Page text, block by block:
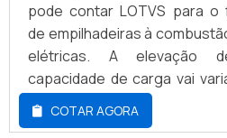
pode contar LOTVS para o
de empilhadeiras à
elétricas. A elevação
capacidade de carga vai
de
utilizado.CARACTERÍSTICAS E
COTAR AGORA